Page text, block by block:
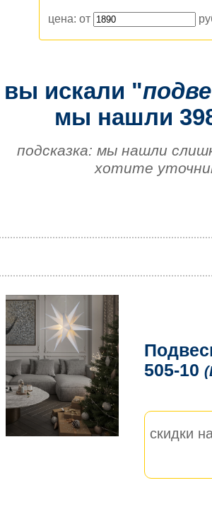
цена: от
вы искали "
мы нашли
подсказка: мы нашли
хотите
505-10
скидки